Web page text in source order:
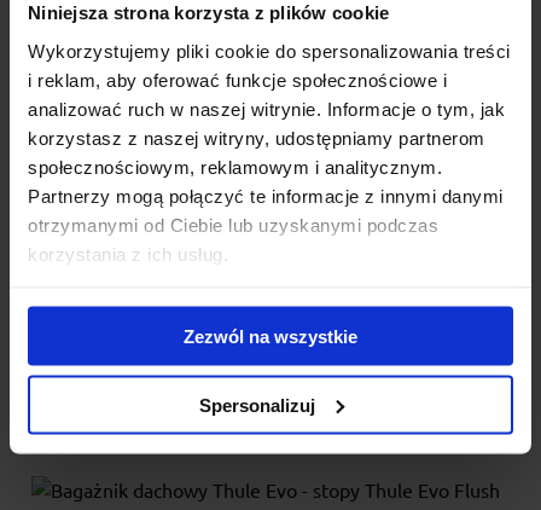
Niniejsza strona korzysta z plików cookie
Wykorzystujemy pliki cookie do spersonalizowania treści
i reklam, aby oferować funkcje społecznościowe i
analizować ruch w naszej witrynie. Informacje o tym, jak
korzystasz z naszej witryny, udostępniamy partnerom
społecznościowym, reklamowym i analitycznym.
Partnerzy mogą połączyć te informacje z innymi danymi
otrzymanymi od Ciebie lub uzyskanymi podczas
korzystania z ich usług.
Zezwól na wszystkie
Spersonalizuj
Bagażnik samochodowy - Mont Blanc Xplore RF 204
Mont Blanc Xplore to najwygodniejszy w obsłudze bagażnik
dachowy do samochodów z relingiem zintegrowanym jak i...
1 310.00 zł